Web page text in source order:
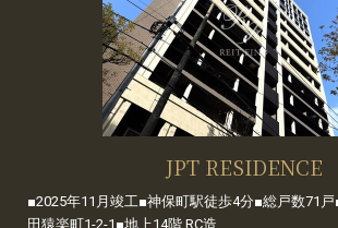
JPT RESIDENCE
■2025年11月竣工■神保町駅徒歩4分■総戸数71
田猿楽町1-2-1■地上14階 RC造